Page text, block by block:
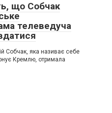
що Собчак
телеведуча
Собчак, яка називає себе
Кремлю, отримала